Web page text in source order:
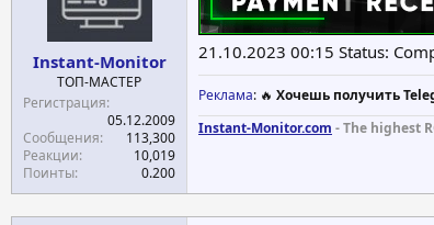
Instant-Monitor
ТОП-МАСТЕР
Регистрация
05.12.2009
Сообщения
113,300
Реакции
10,019
Поинты
0.200
21.10.2023 00:15 Status:
Реклама: 🔥 Хочешь получить
Instant-Monitor.com - The highest